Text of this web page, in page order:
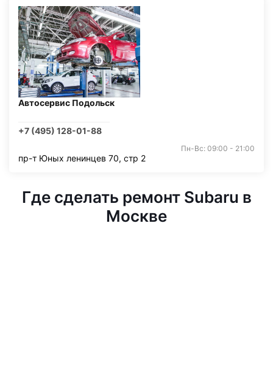
Автосервис Подольск
+7 (495) 128-01-88
Пн-Вс: 09:00 - 21:00
пр-т Юных ленинцев 70, стр 2
Где сделать ремонт Subaru в
Москве